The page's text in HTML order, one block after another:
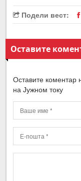
Подели вест:
Оставите
Оставите коментар
на Јужном току